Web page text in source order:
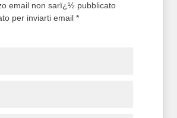
email non sarï¿½ pubblicato
per inviarti email *